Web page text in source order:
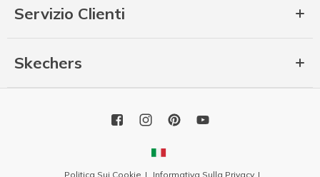
Servizio Clienti
Skechers
Politica Sui Cookie
Informativa Sulla Privacy